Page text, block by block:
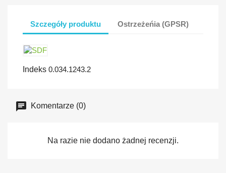
Szczegóły produktu Ostrzeżeńia (GPSR)
Indeks 0.034.1243.2
Komentarze (0)
Na razie nie dodano żadnej recenzji.